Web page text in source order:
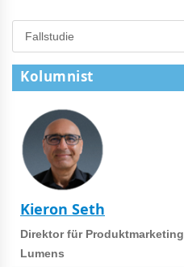
Kolumnist
Kieron Seth
Direktor für Produktmarketing
Lumens